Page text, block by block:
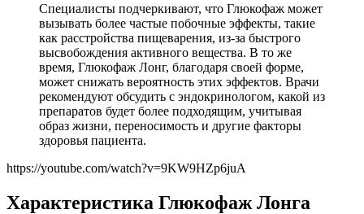
Специалисты подчеркивают, что Глюкофаж может
вызывать более частые побочные эффекты, такие
как расстройства пищеварения, из-за быстрого
высвобождения активного вещества. В то же
время, Глюкофаж Лонг, благодаря своей форме,
может снижать вероятность этих эффектов. Врачи
рекомендуют обсудить с эндокринологом, какой из
препаратов будет более подходящим, учитывая
образ жизни, переносимость и другие факторы
здоровья пациента.
https://youtube.com/watch?v=9KW9HZp6juA
Характеристика Глюкофаж Лонга